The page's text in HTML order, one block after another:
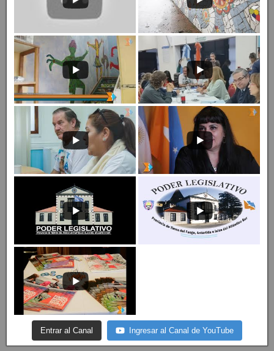
Entrar al Canal Ingresar al Canal de YouTube